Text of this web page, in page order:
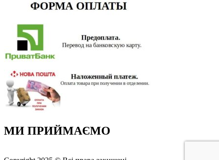
МИ ПРИЙМАЄМО